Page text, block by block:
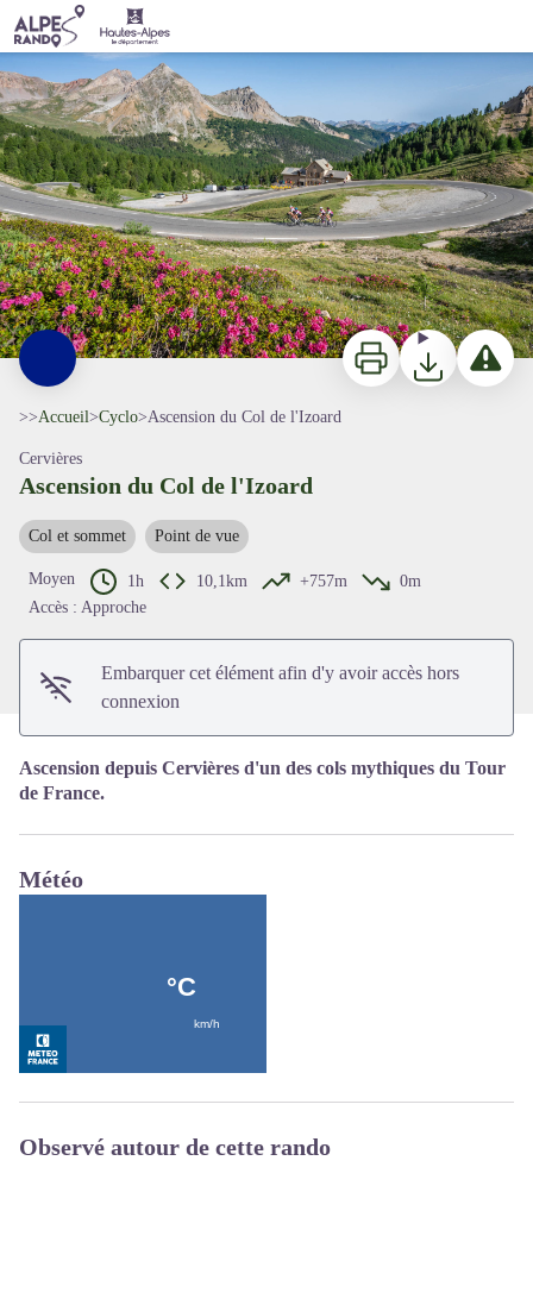
Ascension du Col de l'Izoard
ImprimerTéléchargerSignaler
>>Accueil>Cyclo>Ascension du Col de l'Izoard
Cervières
Ascension du Col de l'Izoard
Col et sommet Point de vue
Moyen 1h 10,1km +757m
0m
Accès : Approche
Embarquer cet élément afin d'y avoir accès hors
connexion
Ascension depuis Cervières d'un des cols mythiques du Tour
de France.
Météo
Observé autour de cette rando